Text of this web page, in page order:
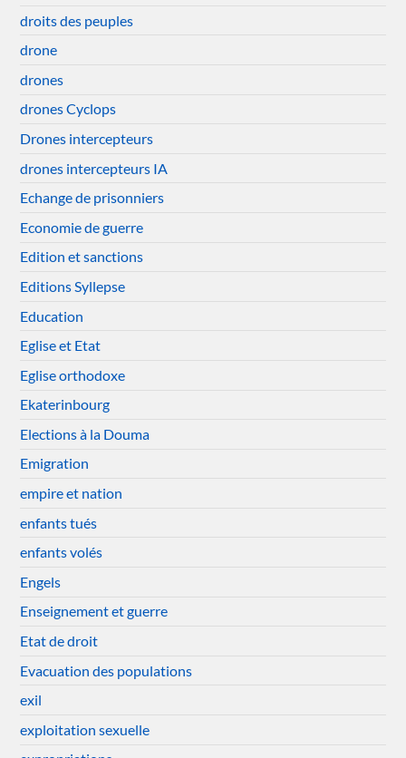
droits des peuples
drone
drones
drones Cyclops
Drones intercepteurs
drones intercepteurs IA
Echange de prisonniers
Economie de guerre
Edition et sanctions
Editions Syllepse
Education
Eglise et Etat
Eglise orthodoxe
Ekaterinbourg
Elections à la Douma
Emigration
empire et nation
enfants tués
enfants volés
Engels
Enseignement et guerre
Etat de droit
Evacuation des populations
exil
exploitation sexuelle